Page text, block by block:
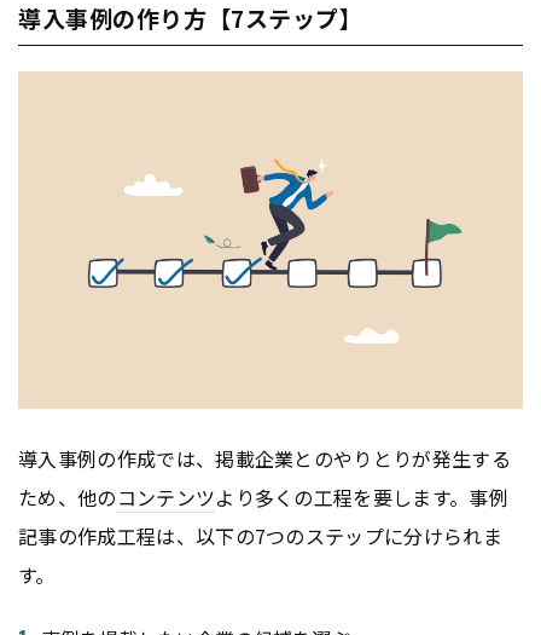
導入事例の作り方【7ステップ】
導入事例の作成では、掲載企業とのやりとりが発生する
ため、他のコンテンツより多くの工程を要します。事例
記事の作成工程は、以下の7つのステップに分けられま
す。